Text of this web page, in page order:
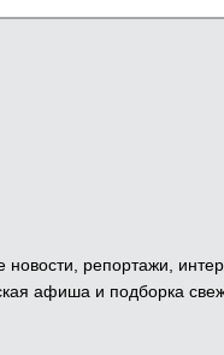
репортажи,
афиша и подборка